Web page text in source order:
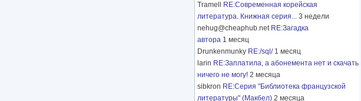
Tramell
RE:Современная корейская
литература. Книжная серия... 3 недели
nehug@cheaphub.net RE:Загадка
автора 1 месяц
Drunkenmunky RE:/sql/ 1 месяц
larin RE:Заплатила, а абонемента нет и скачать
ничего не могу! 2 месяца
sibkron RE:Серия "Библиотека французской
литературы" (Макбел) 2 месяца